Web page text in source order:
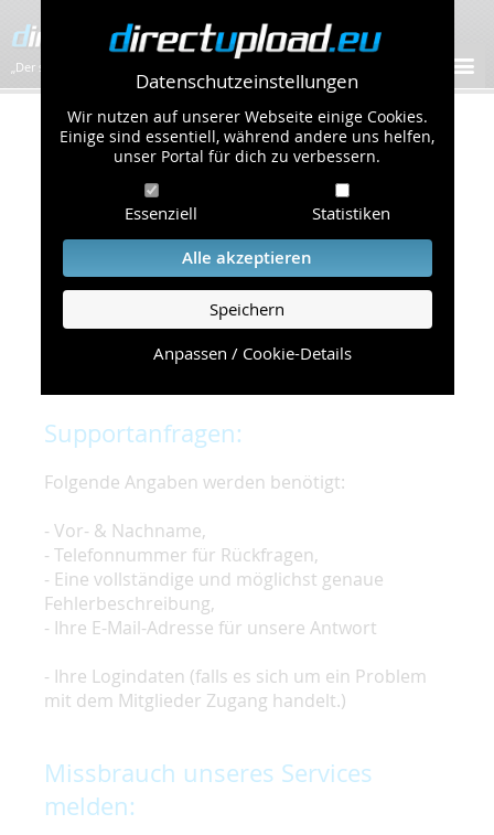
Datenschutzeinstellungen
Wir nutzen auf unserer Webseite einige Cookies.
Einige sind essentiell, während andere uns helfen,
unser Portal für dich zu verbessern.
Essenziell Statistiken
Alle akzeptieren
Speichern
Anpassen / Cookie-Details
„Der schnellste Bilder-Hoster im Web!”
Kontakt & Support
Um eine schnelle und unkomplizierte
Bearbeitung Ihres Problems zu gewährleisten,
bitten wir Sie,
folgende Punkte zu beachten und einzuhalten.
Die schnellste Hilfe finden Sie auf unserer
Seite, die die häufig gestellten Fragen
Supportanfragen:
Folgende Angaben werden benötigt:
- Vor- & Nachname,
- Telefonnummer für Rückfragen,
- Eine vollständige und möglichst genaue
Fehlerbeschreibung,
- Ihre E-Mail-Adresse für unsere Antwort
- Ihre Logindaten (falls es sich um ein Problem
mit dem Mitglieder Zugang handelt.)
Missbrauch unseres Services
melden: